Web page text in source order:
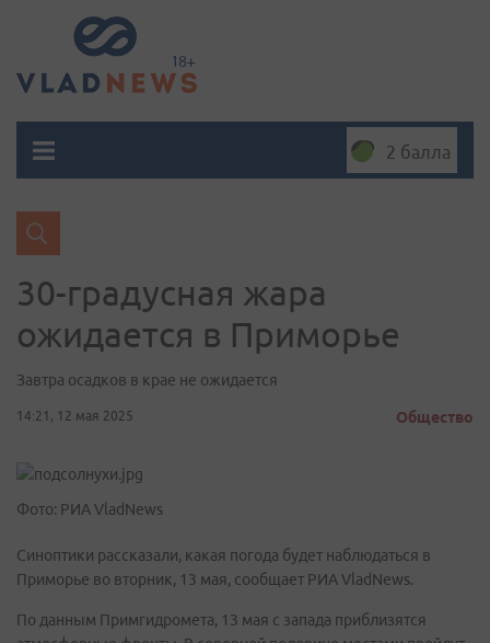
2 балла
30-градусная жара
ожидается в Приморье
Завтра осадков в крае не ожидается
14:21, 12 мая 2025 Общество
Фото: РИА VladNews
Синоптики рассказали, какая погода будет наблюдаться в
Приморье во вторник, 13 мая, сообщает РИА VladNews.
По данным Примгидромета, 13 мая с запада приблизятся